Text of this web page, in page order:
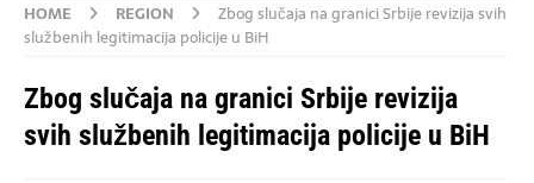
HOME REGION
Zbog slučaja na granici Srbije revizija svih
službenih legitimacija policije u BiH
Zbog slučaja na granici Srbije revizija
svih službenih legitimacija policije u BiH